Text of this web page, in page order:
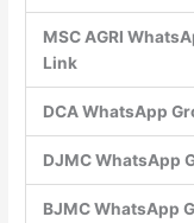
MSC AGRI
Link
DCA WhatsApp
DJMC WhatsApp
BJMC WhatsApp